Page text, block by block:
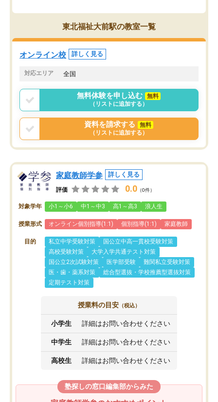
東北福祉大前駅の教室一覧
オンライン校 詳しく見る
対応エリア 全国
無料体験を申し込む
無料
（リストに追加する）
資料を請求する
無料
（リストに追加する）
家庭教師学参 詳しく見る
評価 0.0 （0件）
対象学年 小1～小6 中1～中3 高1～高3 浪人生
授業形式 オンライン個別指導(1:1) 個別指導(1:1) 家庭教師
目的 私立中学受験対策
国公立中高一貫校受験対策
高校受験対策
大学入学共通テスト対策
国公立2次試験対策
医学部受験
難関私立受験対策
医・歯・薬系対策
総合型選抜・学校推薦型選抜対策
定期テスト対策
授業料の目安 （税込）
小学生 詳細はお問い合わせください
中学生 詳細はお問い合わせください
高校生 詳細はお問い合わせください
塾探しの窓口編集部からみた